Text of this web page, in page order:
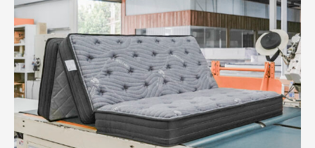
秘
密：
從
紡
織
到
完